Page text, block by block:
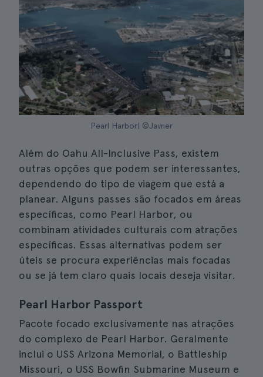
Pearl Harbor| ©Javner
Além do Oahu All-Inclusive Pass, existem
outras opções que podem ser interessantes,
dependendo do tipo de viagem que está a
planear. Alguns passes são focados em áreas
específicas, como Pearl Harbor, ou
combinam atividades culturais com atrações
específicas. Essas alternativas podem ser
úteis se procura experiências mais focadas
ou se já tem claro quais locais deseja visitar.
Pearl Harbor Passport
Pacote focado exclusivamente nas atrações
do complexo de Pearl Harbor. Geralmente
inclui o USS Arizona Memorial, o Battleship
Missouri, o USS Bowfin Submarine Museum e